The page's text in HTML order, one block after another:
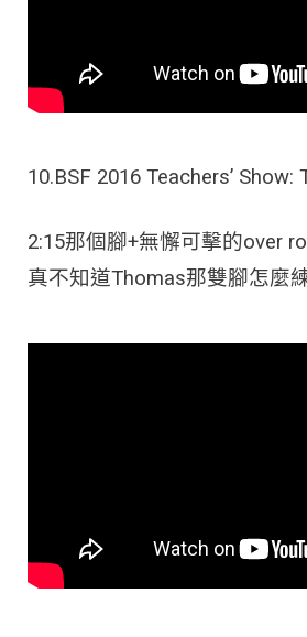
10.BSF 2016 Teachers’ Show:
2:15那個腳+無懈可擊的over
真不知道Thomas那雙腳怎麼